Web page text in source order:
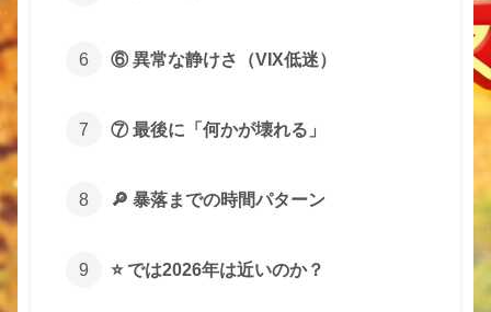
⑥ 異常な静けさ（VIX低迷）
⑦ 最後に「何かが壊れる」
🔎 暴落までの時間パターン
⭐ では2026年は近いのか？